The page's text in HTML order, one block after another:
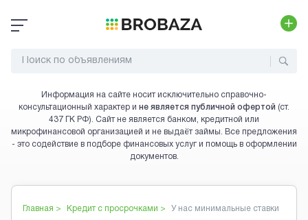
Информация на сайте носит исключительно справочно-
консультационный характер и не является публичной офертой (ст.
437 ГК РФ). Сайт не является банком, кредитной или
микрофинансовой организацией и не выдаёт займы. Все предложения
- это содействие в подборе финансовых услуг и помощь в оформлении
документов.
Главная > Кредит с просрочками >
У нас минимальные ставки